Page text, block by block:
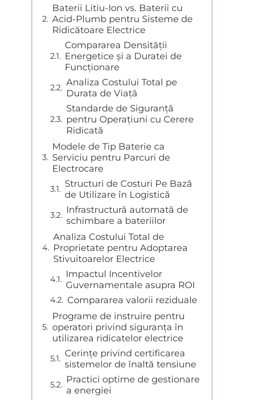
Baterii Litiu-Ion vs. Baterii cu
Acid-Plumb pentru Sisteme de
Ridicătoare Electrice
Compararea Densității
Energetice și a Duratei de
Funcționare
Analiza Costului Total pe
Durata de Viață
Standarde de Siguranță
pentru Operațiuni cu Cerere
Ridicată
Modele de Tip Baterie ca
Serviciu pentru Parcuri de
Electrocare
Structuri de Costuri Pe Bază
de Utilizare în Logistică
Infrastructură automată de
schimbare a bateriilor
Analiza Costului Total de
Proprietate pentru Adoptarea
Stivuitoarelor Electrice
Impactul Incentivelor
Guvernamentale asupra ROI
Compararea valorii reziduale
Programe de instruire pentru
operatori privind siguranța în
utilizarea ridicatelor electrice
Cerințe privind certificarea
sistemelor de înaltă tensiune
Practici optime de gestionare
a energiei